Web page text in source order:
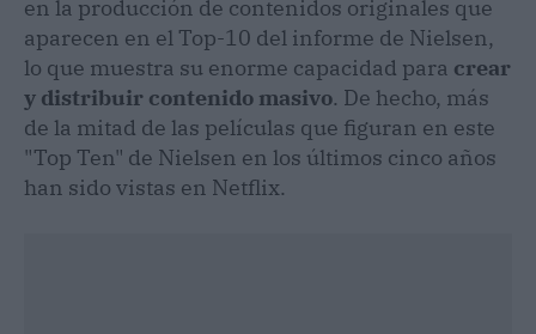
en la producción de contenidos originales que
aparecen en el Top-10 del informe de Nielsen,
lo que muestra su enorme capacidad para crear
y distribuir contenido masivo. De hecho, más
de la mitad de las películas que figuran en este
"Top Ten" de Nielsen en los últimos cinco años
han sido vistas en Netflix.